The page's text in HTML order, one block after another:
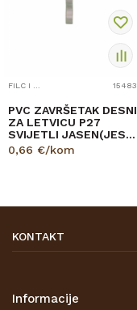
15483
PVC ZAVRŠETAK DESNI
ZA LETVICU P27
SVIJETLI JASEN(JES-
20)
0,66 €/kom
KONTAKT
47000 Karlovac
Informacije